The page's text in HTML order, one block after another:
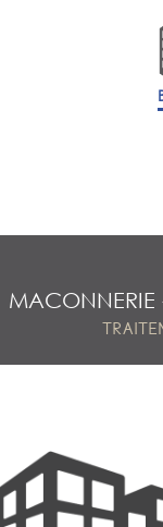
MACONNERIE